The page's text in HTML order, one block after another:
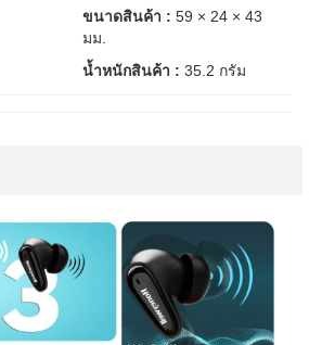
ขนาดสินค้า : 59 × 24 × 43
มม.
น้ำหนักสินค้า : 35.2 กรัม